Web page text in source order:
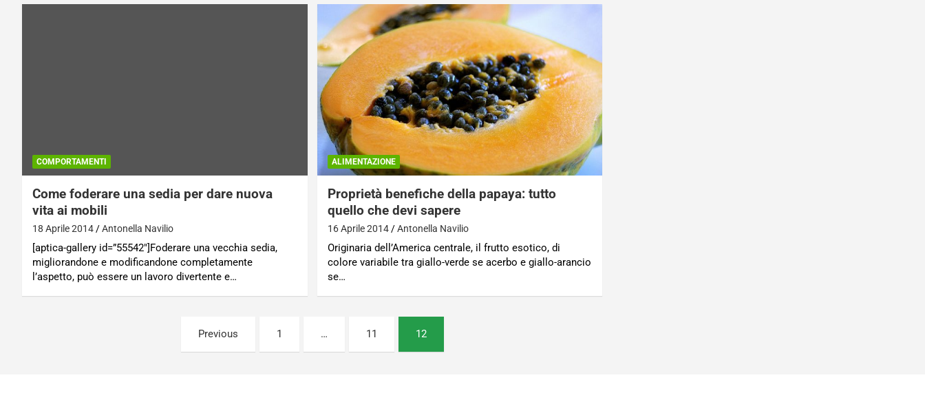
COMPORTAMENTI
Come foderare una sedia per dare nuova
vita ai mobili
18 Aprile 2014 Antonella Navilio
[aptica-gallery id=”55542″]Foderare una vecchia sedia,
migliorandone e modificandone completamente
l’aspetto, può essere un lavoro divertente e…
ALIMENTAZIONE
Proprietà benefiche della papaya: tutto
quello che devi sapere
16 Aprile 2014 Antonella Navilio
Originaria dell’America centrale, il frutto esotico, di
colore variabile tra giallo-verde se acerbo e giallo-arancio
se…
Previous 1 … 11 12